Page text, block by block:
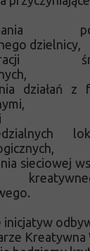
dzielnicy,
działań z
sieciowej
Kreatywna